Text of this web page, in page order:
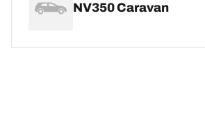
NV350 Caravan